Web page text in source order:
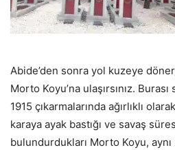
Abide’den sonra yol kuzeye
Morto Koyu’na ulaşırsınız.
1915 çıkarmalarında ağırlıklı
karaya ayak bastığı ve savaş
bulundurdukları Morto Koyu,